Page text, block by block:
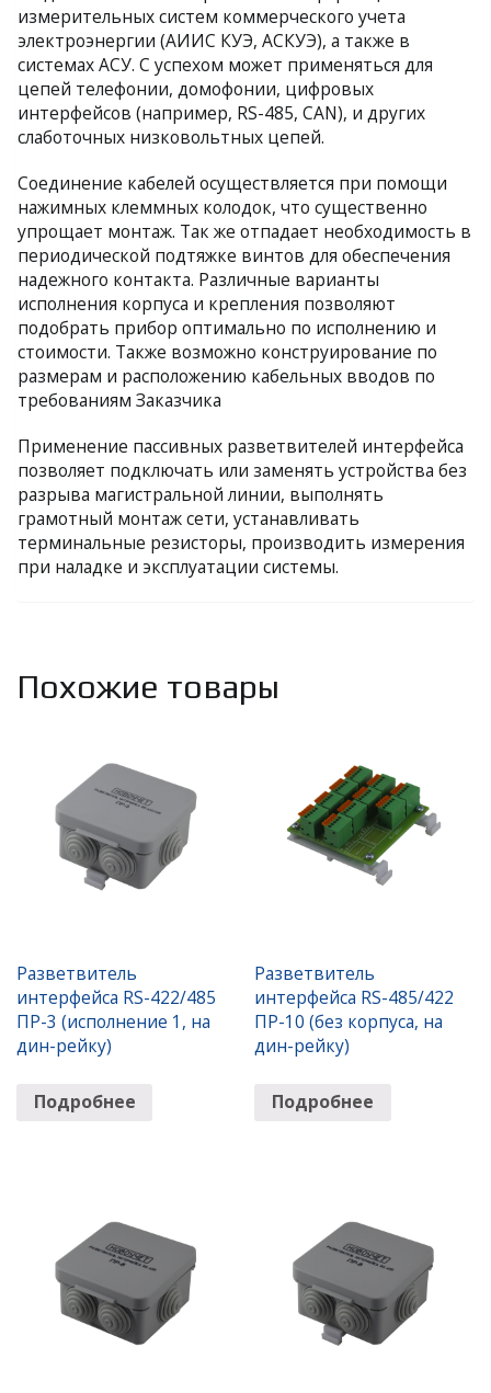
измерительных систем коммерческого учета
электроэнергии (АИИС КУЭ, АСКУЭ), а также в
системах АСУ. С успехом может применяться для
цепей телефонии, домофонии, цифровых
интерфейсов (например, RS-485, CAN), и других
слаботочных низковольтных цепей.
Соединение кабелей осуществляется при помощи
нажимных клеммных колодок, что существенно
упрощает монтаж. Так же отпадает необходимость в
периодической подтяжке винтов для обеспечения
надежного контакта. Различные варианты
исполнения корпуса и крепления позволяют
подобрать прибор оптимально по исполнению и
стоимости. Также возможно конструирование по
размерам и расположению кабельных вводов по
требованиям Заказчика
Применение пассивных разветвителей интерфейса
позволяет подключать или заменять устройства без
разрыва магистральной линии, выполнять
грамотный монтаж сети, устанавливать
терминальные резисторы, производить измерения
при наладке и эксплуатации системы.
Похожие товары
Разветвитель
интерфейса RS-422/485
ПР-3 (исполнение 1, на
дин-рейку)
Подробнее
Разветвитель
интерфейса RS-485/422
ПР-10 (без корпуса, на
дин-рейку)
Подробнее